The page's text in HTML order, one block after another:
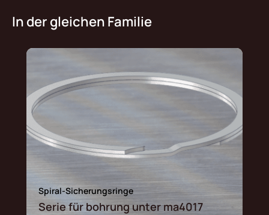
In der gleichen Familie
Spiral-Sicherungsringe
Serie für bohrung unter ma4017